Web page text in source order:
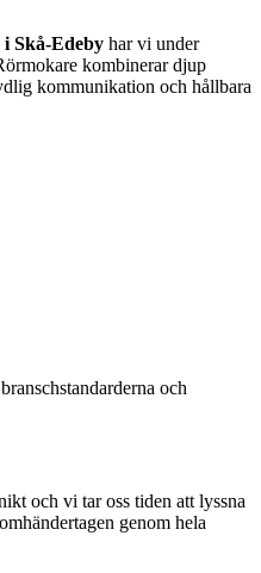
Skå-Edeby har vi under
kombinerar djup
kommunikation och hållbara
och
och vi tar oss tiden att lyssna
genom hela